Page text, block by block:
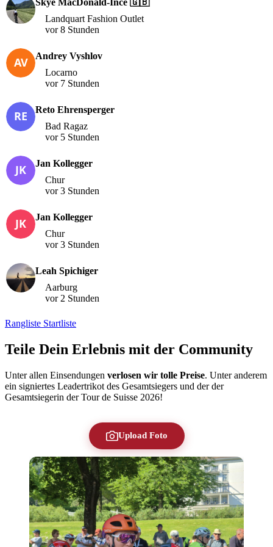
Landquart Fashion Outlet
vor 8 Stunden
Andrey Vyshlov
Locarno
vor 7 Stunden
Reto Ehrensperger
Bad Ragaz
vor 5 Stunden
Jan Kollegger
Chur
vor 3 Stunden
Jan Kollegger
Chur
vor 3 Stunden
Leah Spichiger
Aarburg
vor 2 Stunden
Rangliste Startliste
Teile Dein Erlebnis mit der Community
Unter allen Einsendungen verlosen wir tolle Preise. Unter anderem
ein signiertes Leadertrikot des Gesamtsiegers und der der
Gesamtsiegerin der Tour de Suisse 2026!
Upload Foto